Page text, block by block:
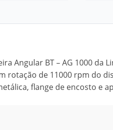
Angular BT – AG 1000 da
rotação de 11000 rpm do
flange de encosto e